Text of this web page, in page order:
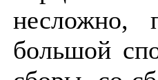
большой